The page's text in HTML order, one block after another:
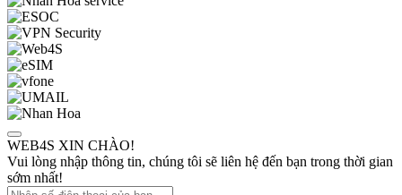
WEB4S XIN CHÀO!
Vui lòng nhập thông tin, chúng tôi sẽ liên hệ đến bạn trong thời gian
sớm nhất!